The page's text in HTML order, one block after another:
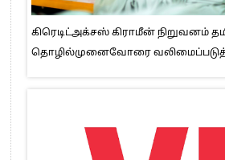
கிரெடிட்அக்சஸ் கிராமீன் நிறுவனம்
தொழில்முனைவோரை